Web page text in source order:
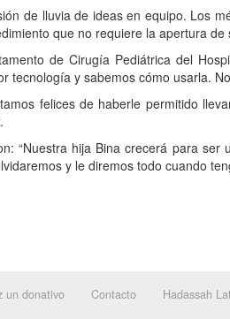
de lluvia de ideas en equipo. Los
que no requiere la apertura de
de Cirugía Pediátrica del
tecnología y sabemos cómo usarla.
felices de haberle permitido
“Nuestra hija Bina crecerá para
y le diremos todo cuando
un donativo Contacto Hadassah